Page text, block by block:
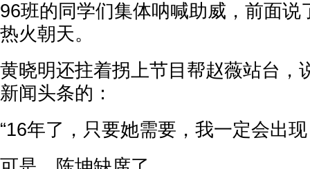
96班的同学们集体呐喊助威，前面说
热火朝天。
黄晓明还拄着拐上节目帮赵薇站台，
新闻头条的：
“16年了，只要她需要，我一定会出现